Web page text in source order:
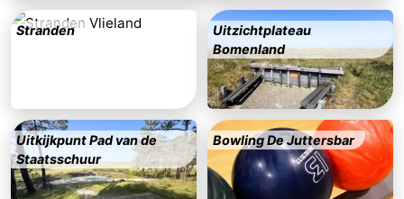
Medische
Friesland
-
Leeuwarden
Waddeneilanden
Stranden
Uitzichtplateau
Bomenland
Uitkijkpunt Pad van de
Staatsschuur
Bowling De Juttersbar